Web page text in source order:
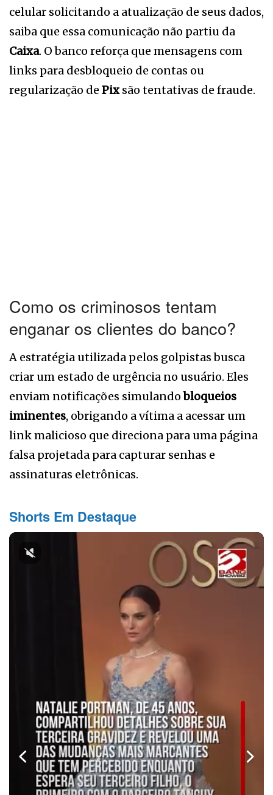
celular solicitando a atualização de seus dados,
saiba que essa comunicação não partiu da
Caixa. O banco reforça que mensagens com
links para desbloqueio de contas ou
regularização de Pixsão tentativas de fraude.
Como os criminosos tentam
enganar os clientes do banco?
A estratégia utilizada pelos golpistas busca
criar um estado de urgência no usuário. Eles
enviam notificações simulandobloqueios
iminentes, obrigando a vítima a acessar um
link malicioso que direciona para uma página
falsa projetada para capturar senhas e
assinaturas eletrônicas.
Shorts Em Destaque